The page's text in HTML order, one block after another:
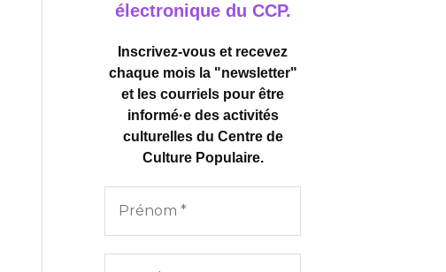
électronique du CCP.
Inscrivez-vous et recevez
chaque mois la "newsletter"
et les courriels pour être
informé·e des activités
culturelles du Centre de
Culture Populaire.